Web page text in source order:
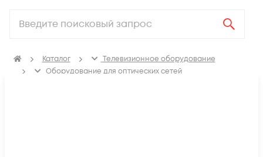
Каталог
Телевизионное оборудование
Оборудование для оптических сетей